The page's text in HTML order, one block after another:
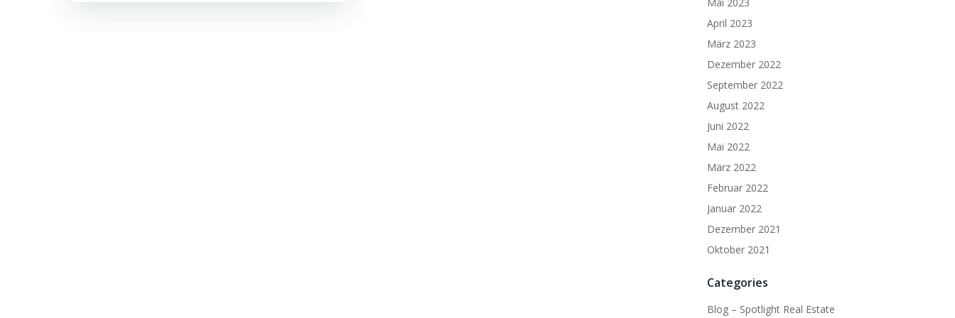
April 2023
März 2023
Dezember 2022
September 2022
August 2022
Juni 2022
Mai 2022
März 2022
Februar 2022
Januar 2022
Dezember 2021
Oktober 2021
Categories
Blog – Spotlight Real Estate